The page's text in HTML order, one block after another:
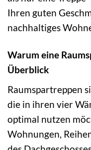
Ihren guten
nachhaltiges
Warum eine
Überblick
Raumspartreppen
die in ihren vier
optimal nutzen
Wohnungen,